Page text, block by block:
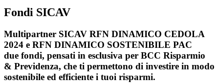
Fondi SICAV
Multipartner SICAV RFN DINAMICO CEDOLA
2024 e RFN DINAMICO SOSTENIBILE PAC
due fondi, pensati in esclusiva per BCC Risparmio
& Previdenza, che ti permettono di investire in modo
sostenibile ed efficiente i tuoi risparmi.